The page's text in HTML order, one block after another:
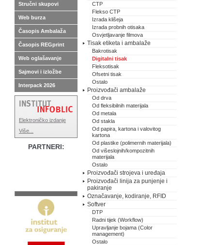
CTP
Flekso CTP
Izrada klišeja
Izrada probnih otisaka
Osvjetljavanje filmova
Tisak etiketa i ambalaže
Bakrotisak
Digitalni tisak
Fleksotisak
Ofsetni tisak
Ostalo
Proizvođači ambalaže
Od drva
Od fleksibilnih materijala
Od metala
Od stakla
Od papira, kartona i valovitog
kartona
Od plastike (polimernih materijala)
Od višeslojnih/kompozitnih
materijala
Ostalo
Proizvođači strojeva i uređaja
Proizvođači linija za punjenje i
pakiranje
Označavanje, kodiranje, RFID
Softver
DTP
Radni tijek (Workflow)
Upravljanje bojama (Color
management)
Ostalo
Stručni skupovi
Web burza
Časopis Ambalaža
Časopis REGprint
Web oglašavanje
Sajmovi i izložbe
Interpack 2026
Elektroničko izdanje
Više...
PARTNERI: